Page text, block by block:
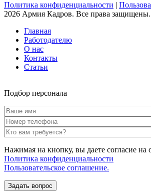
Политика конфиденциальности |
2026 Армия Кадров. Все права защищены.
Главная
Работодателю
О нас
Контакты
Статьи
Подбор персонала
Нажимая на кнопку, вы даете согласие
Политика конфиденциальности
Пользовательское соглашение.